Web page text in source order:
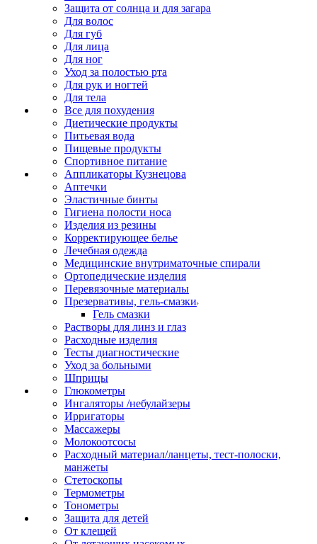
Защита от солнца и для загара
Для волос
Для губ
Для лица
Для ног
Уход за полостью рта
Для рук и ногтей
Для тела
Все для похудения
Диетические продукты
Питьевая вода
Пищевые продукты
Спортивное питание
Аппликаторы Кузнецова
Аптечки
Эластичные бинты
Гигиена полости носа
Изделия из резины
Корректирующее белье
Лечебная одежда
Медицинские внутриматочные спирали
Ортопедические изделия
Перевязочные материалы
Презервативы, гель-смазки
Гель смазки
Растворы для линз и глаз
Расходные изделия
Тесты диагностические
Уход за больными
Шприцы
Глюкометры
Ингаляторы /небулайзеры
Ирригаторы
Массажеры
Молокоотсосы
Расходный материал/ланцеты, тест-полоски,
манжеты
Стетоскопы
Термометры
Тонометры
Защита для детей
От клещей